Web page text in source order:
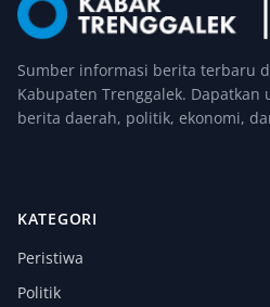
Sumber informasi berita terbaru
Kabupaten Trenggalek.
berita daerah, politik, ekonomi,
KATEGORI
Peristiwa
Politik